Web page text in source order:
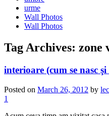
urme
Wall Photos
Wall Photos
Tag Archives: zone
interioare (cum se nasc
Posted on March 26, 2012 by
1